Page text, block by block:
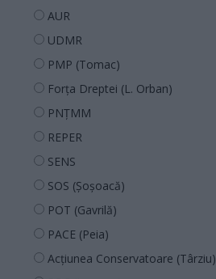
AUR
UDMR
PMP (Tomac)
Forța Dreptei (L. Orban)
PNȚMM
REPER
SENS
SOS (Șoșoacă)
POT (Gavrilă)
PACE (Peia)
Acțiunea Conservatoare (Târziu)